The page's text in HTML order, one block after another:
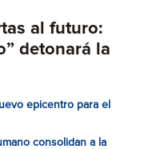
al futuro:
detonará la
epicentro para el
consolidan a la